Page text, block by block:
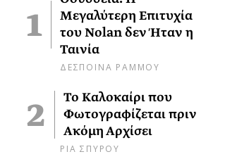
Μεγαλύτερη Επιτυχία
του Nolan δεν Ήταν η
Ταινία
ΔΕΣΠΟΙΝΑ ΡΑΜΜΟΥ
Το Καλοκαίρι που
Φωτογραφίζεται πριν
Ακόμη Αρχίσει
ΡΙΑ ΣΠΥΡΟΥ